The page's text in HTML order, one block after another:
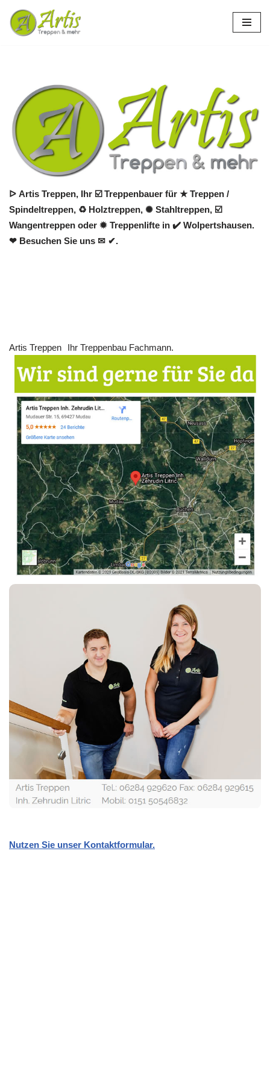
Zum
ᐅ Artis Treppen, Ihr ☑️ Treppenbauer für ★ Treppen /
Spindeltreppen, ♻ Holztreppen, ✺ Stahltreppen, ☑️
Wangentreppen oder ✹ Treppenlifte in ✔️ Wolpertshausen.
❤ Besuchen Sie uns ✉ ✔.
Artis Treppen Ihr Treppenbau Fachmann.
Nutzen Sie unser Kontaktformular.